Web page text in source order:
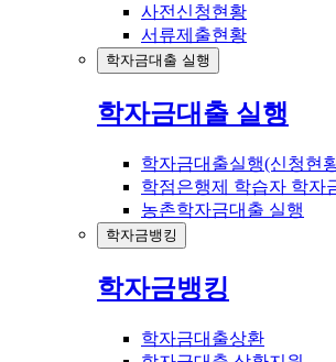
사전신청현황
서류제출현황
학자금대출 실행
학자금대출 실행
학자금대출실행(신청현
학점은행제 학습자 학자
농촌학자금대출 실행
학자금뱅킹
학자금뱅킹
학자금대출상환